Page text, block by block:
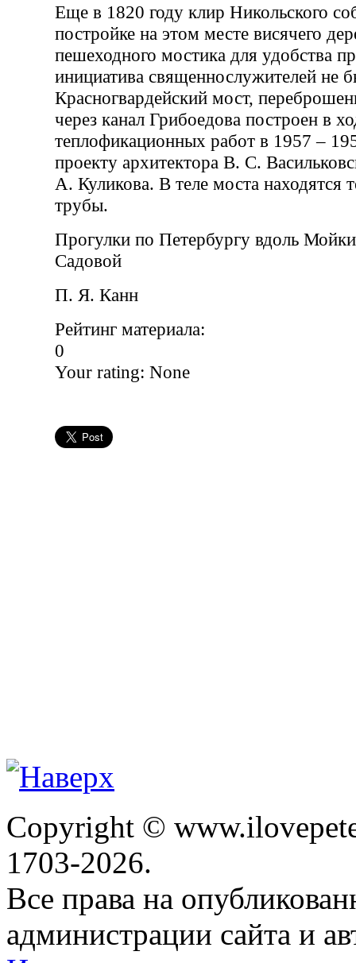
Еще в 1820 году клир Никольского
постройке на этом месте висячего
пешеходного мостика для удобства
инициатива священнослужителей не
Красногвардейский мост,
через канал Грибоедова построен в
теплофикационных работ в 1957 –
проекту архитектора В. С.
А. Куликова. В теле моста находятся
трубы.
Прогулки по Петербургу вдоль
Садовой
П. Я. Канн
Рейтинг материала:
0
Your rating: None
Copyright ©
1703-2026.
Все права на
администрации сайта и